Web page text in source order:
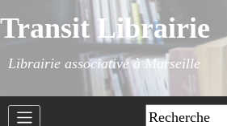
Transit Librairie
Librairie associative à Marseille